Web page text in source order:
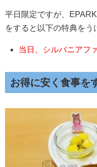
平日限定ですが、
をすると以下の特典をう
当日、シルバニアフ
お得に安く食事を